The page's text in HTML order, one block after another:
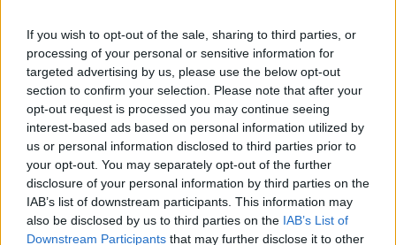
If you wish to opt-out of the sale, sharing to third parties, or
processing of your personal or sensitive information for
targeted advertising by us, please use the below opt-out
section to confirm your selection. Please note that after your
opt-out request is processed you may continue seeing
interest-based ads based on personal information utilized by
us or personal information disclosed to third parties prior to
your opt-out. You may separately opt-out of the further
disclosure of your personal information by third parties on the
IAB’s list of downstream participants. This information may
also be disclosed by us to third parties on the IAB’s List of
Downstream Participants that may further disclose it to other
Na stronie PodkarpacieLive.pl znajdziesz
wynik meczu, strzelców
bramek, kartki, składy, statystyki i informacje o przebiegu
spotkania. To kompletne źródło danych dla kibiców i pasjonatów
lokalnej piłki nożnej. Jeżeli aktualnie nie widzisz tutaj danych z pewnością
pracujemy nad tym żeby je uzupełnić.
Wynik meczu Sandecja Nowy Sącz vs Świt Szczecin
Po zakończeniu spotkania automatycznie publikujemyoficjalny wynik
spotkania, a także dane meczowe, jeśli są dostępne.
Pełny harmonogram rozgrywek dostępny jest tutaj:II liga - terminarz
Informacje o składach i strzelcach
W miarę dostępności danych, publikujemyskłady wyjściowe,